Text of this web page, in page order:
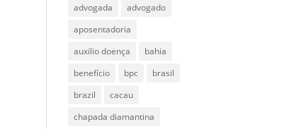
advogada
advogado
aposentadoria
auxilio doença
bahia
benefício
bpc
brasil
brazil
cacau
chapada diamantina